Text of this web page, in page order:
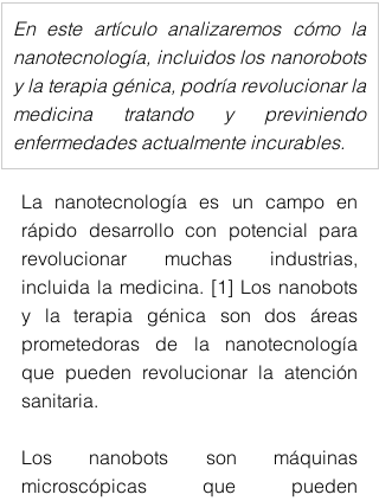
En este artículo analizaremos cómo la
nanotecnología, incluidos los nanorobots
y la terapia génica, podría revolucionar la
medicina tratando y previniendo
enfermedades actualmente incurables.
La nanotecnología es un campo en
rápido desarrollo con potencial para
revolucionar muchas industrias,
incluida la medicina. [1] Los nanobots
y la terapia génica son dos áreas
prometedoras de la nanotecnología
que pueden revolucionar la atención
sanitaria.
Los nanobots son máquinas
microscópicas que pueden